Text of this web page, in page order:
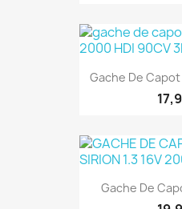
Gache De Capot
Gache De